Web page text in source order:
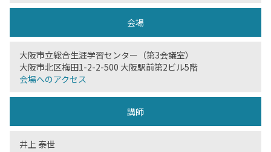
会場
大阪市立総合生涯学習センター（第3会議室）
大阪市北区梅田1-2-2-500 大阪駅前第2ビル5階
会場へのアクセス
講師
井上 泰世